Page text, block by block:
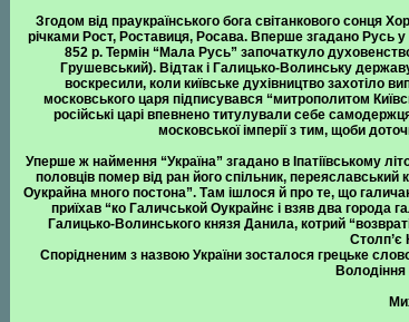
Згодом від праукраїнського бога світанкового сонця
річками Рост, Роставиця, Росава. Вперше згадано Русь у
852 р. Термін “Мала Русь” започаткуло
Грушевський). Відтак і Галицько-Волинську
воскресили, коли київське духівництво захотіло
московського царя підписувався “митрополитом
російські царі впевнено титулували себе
московської імперії з тим, щоби
Уперше ж наймення “Україна” згадано в Іпатіївському
половців помер від ран його спільник,
Оукрайна много постона”. Там ішлося й про те, що
приїхав “ко Галичськой Оукрайнє і взяв два города
Галицько-Волинського князя Данила, котрий
Столп’є
Спорідненим з назвою України зосталося грецьке
Володіння